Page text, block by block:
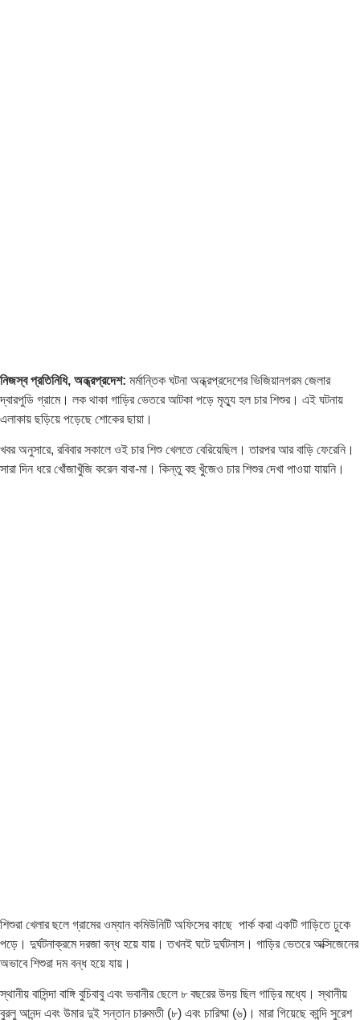
নিজস্ব প্রতিনিধি, অন্ধ্রপ্রদেশ: মর্মান্তিক ঘটনা অন্ধ্রপ্রদেশের ভিজিয়ানগরম জেলার
দ্বারপুডি গ্রামে। লক থাকা গাড়ির ভেতরে আটকা পড়ে মৃত্যু হল চার শিশুর। এই ঘটনায়
এলাকায় ছড়িয়ে পড়েছে শোকের ছায়া।
খবর অনুসারে, রবিবার সকালে ওই চার শিশু খেলতে বেরিয়েছিল। তারপর আর বাড়ি ফেরেনি।
সারা দিন ধরে খোঁজাখুঁজি করেন বাবা-মা। কিন্তু বহু খুঁজেও চার শিশুর দেখা পাওয়া যায়নি।
শিশুরা খেলার ছলে গ্রামের ওম্যান কমিউনিটি অফিসের কাছে পার্ক করা একটি গাড়িতে ঢুকে
পড়ে। দুর্ঘটনাক্রমে দরজা বন্ধ হয়ে যায়। তখনই ঘটে দুর্ঘটনাস। গাড়ির ভেতরে অক্সিজেনের
অভাবে শিশুরা দম বন্ধ হয়ে যায়।
স্থানীয় বাসিন্দা বাঙ্গি বুচিবাবু এবং ভবানীর ছেলে ৮ বছরের উদয় ছিল গাড়ির মধ্যে। স্থানীয়
বুরলু আনন্দ এবং উমার দুই সন্তান চারুমতী (৮) এবং চারিষ্মা (৬)। মারা গিয়েছে কান্দি সুরেশ